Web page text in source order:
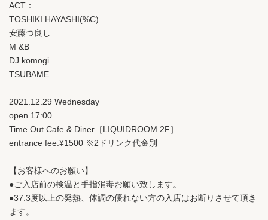
ACT：
TOSHIKI HAYASHI(%C)
安藤つ良し
M &B
DJ komogi
TSUBAME
2021.12.29 Wednesday
open 17:00
Time Out Cafe & Diner［LIQUIDROOM 2F］
entrance fee.¥1500 ※2ドリンク代金別
【お客様へのお願い】
●ご入店前の検温と手指消毒お願い致します。
●37.3度以上の発熱、体調の優れない方の入店はお断りさせて頂き
ます。